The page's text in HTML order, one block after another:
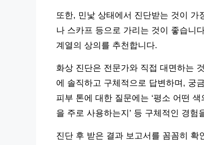
또한, 민낯 상태에서 진단받는 것이 가
나 스카프 등으로 가리는 것이 좋습니
계열의 상의를 추천합니다.
화상 진단은 전문가와 직접 대면하는
에 솔직하고 구체적으로 답변하며, 궁
피부 톤에 대한 질문에는 ‘평소 어떤
을 주로 사용하는지’ 등 구체적인 경
진단 후 받은 결과 보고서를 꼼꼼히 확